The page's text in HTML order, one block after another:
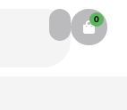
0
Cart